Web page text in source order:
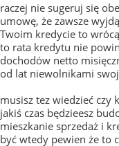
raczej nie sugeruj się
umowę, że zawsze
Twoim kredycie to
to rata kredytu nie
dochodów netto
od lat niewolnikami
musisz tez wiedzieć czy
jakiś czas będzieesz
mieszkanie sprzedaż i
być wtedy pewien że to